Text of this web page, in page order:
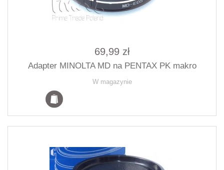
69,99 zł
Adapter MINOLTA MD na PENTAX PK makro
W magazynie